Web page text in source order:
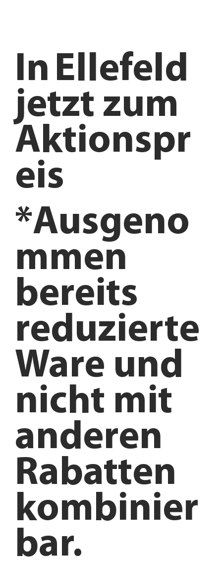
jetzt zum
Aktionspr
eis
In Ellefeld
*Ausgeno
mmen
bereits
reduzierte
Ware und
nicht mit
anderen
Rabatten
kombinier
bar.